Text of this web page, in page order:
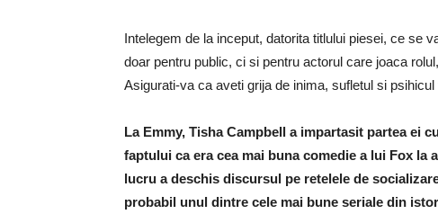
Intelegem de la inceput, datorita titlului piesei, ce se
doar pentru public, ci si pentru actorul care joaca
Asigurati-va ca aveti grija de inima, sufletul si psihicul
La Emmy, Tisha Campbell a impartasit partea ei
faptului ca era cea mai buna comedie a lui Fox la
lucru a deschis discursul pe retelele de
probabil unul dintre cele mai bune seriale din